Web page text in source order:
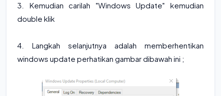
3. Kemudian carilah "Windows Update" kemudian
double klik
4. Langkah selanjutnya adalah memberhentikan
windows update perhatikan gambar dibawah ini ;